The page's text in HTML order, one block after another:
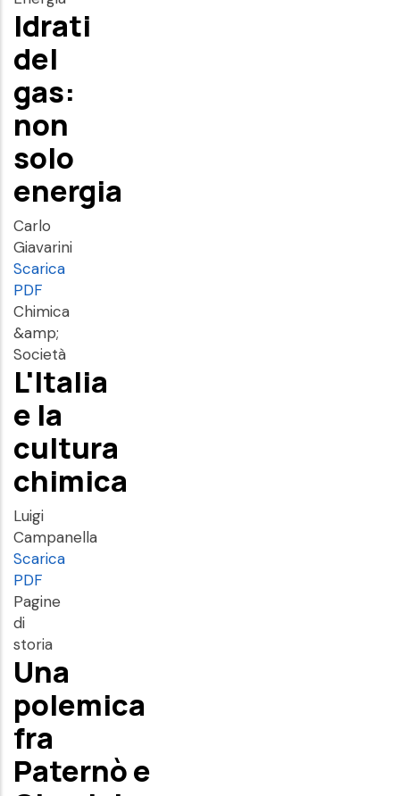
Idrati
del
gas:
non
solo
energia
Carlo
Giavarini
Scarica
PDF
Chimica
&amp;
Società
L'Italia
e la
cultura
chimica
Luigi
Campanella
Scarica
PDF
Pagine
di
storia
Una
polemica
fra
Paternò e